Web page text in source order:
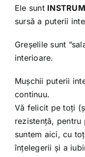
Ele sunt
sursă a puterii
Greșelile sunt
interioare.
Mușchii puterii
continuu.
Vă felicit pe toți
rezistență, pentru
suntem aici, cu
înțelegerii și a